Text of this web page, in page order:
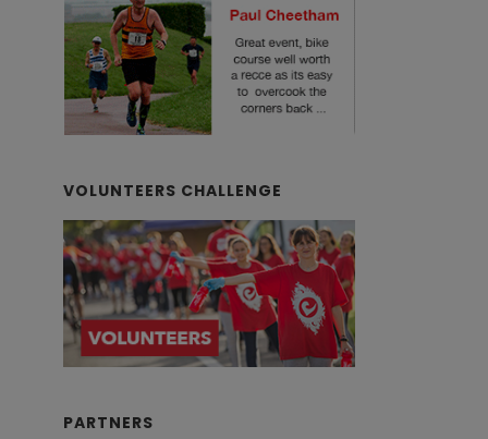
VOLUNTEERS CHALLENGE
PARTNERS